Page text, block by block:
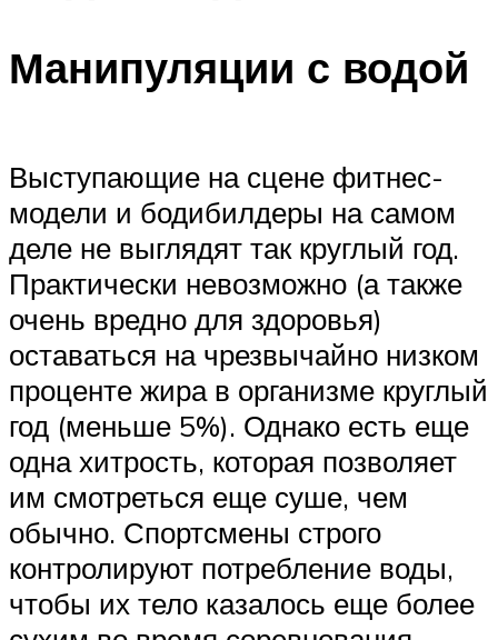
Манипуляции с водой
Выступающие на сцене фитнес-
модели и бодибилдеры на самом
деле не выглядят так круглый год.
Практически невозможно (а также
очень вредно для здоровья)
оставаться на чрезвычайно низком
проценте жира в организме круглый
год (меньше 5%). Однако есть еще
одна хитрость, которая позволяет
им смотреться еще суше, чем
обычно. Спортсмены строго
контролируют потребление воды,
чтобы их тело казалось еще более